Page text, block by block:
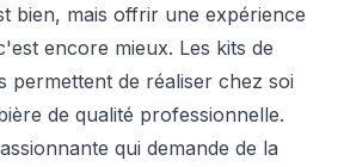
bien, mais offrir une expérience
encore mieux. Les kits de
permettent de réaliser chez soi
de qualité professionnelle.
qui demande de la